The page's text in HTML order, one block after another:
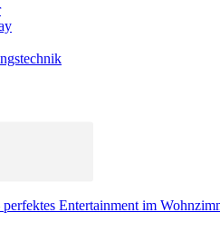
Entertainment im